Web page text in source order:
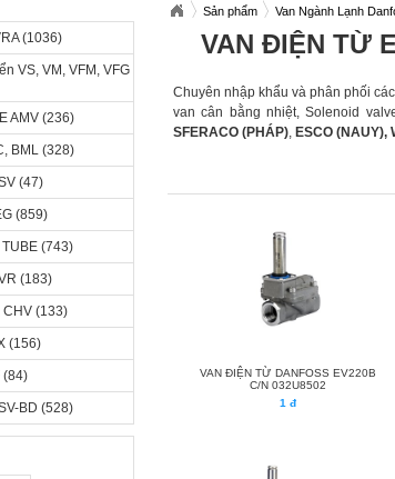
(1036)
VS, VM, VFM, VFG
AMV (236)
BML (328)
(47)
(859)
(743)
(183)
CHV (133)
(156)
(84)
BD (528)
Sản phẩm Van Ngành Lạnh
VAN ĐIỆN TỪ
Chuyên nhập khẩu và phân phối
van cân bằng nhiệt, Solenoid
SFERACO (PHÁP), ESCO (NAUY),
VAN ĐIỆN TỪ DANFOSS EV220B
C/N 032U8502
1 đ